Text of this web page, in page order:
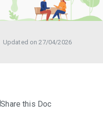
Updated on 27/04/2026
Share this Doc